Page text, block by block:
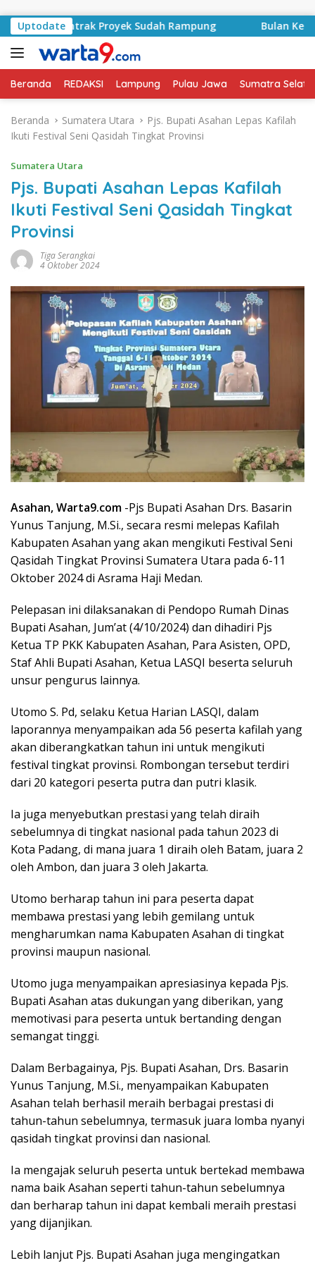
Uptodate
Kontrak Proyek Sudah Rampung Bulan
Beranda REDAKSI Lampung Pulau Jawa Sumatra
Beranda Sumatera Utara
Pjs. Bupati Asahan Lepas Kafilah
Ikuti Festival Seni Qasidah Tingkat Provinsi
Sumatera Utara
Pjs. Bupati Asahan Lepas Kafilah
Ikuti Festival Seni Qasidah Tingkat
Provinsi
Tiga Serangkai
4 Oktober 2024
Asahan, Warta9.com -Pjs Bupati Asahan Drs. Basarin
Yunus Tanjung, M.Si., secara resmi melepas Kafilah
Kabupaten Asahan yang akan mengikuti Festival Seni
Qasidah Tingkat Provinsi Sumatera Utara pada 6-11
Oktober 2024 di Asrama Haji Medan.
Pelepasan ini dilaksanakan di Pendopo Rumah Dinas
Bupati Asahan, Jum’at (4/10/2024) dan dihadiri Pjs
Ketua TP PKK Kabupaten Asahan, Para Asisten, OPD,
Staf Ahli Bupati Asahan, Ketua LASQI beserta seluruh
unsur pengurus lainnya.
Utomo S. Pd, selaku Ketua Harian LASQI, dalam
laporannya menyampaikan ada 56 peserta kafilah yang
akan diberangkatkan tahun ini untuk mengikuti
festival tingkat provinsi. Rombongan tersebut terdiri
dari 20 kategori peserta putra dan putri klasik.
Ia juga menyebutkan prestasi yang telah diraih
sebelumnya di tingkat nasional pada tahun 2023 di
Kota Padang, di mana juara 1 diraih oleh Batam, juara 2
oleh Ambon, dan juara 3 oleh Jakarta.
Utomo berharap tahun ini para peserta dapat
membawa prestasi yang lebih gemilang untuk
mengharumkan nama Kabupaten Asahan di tingkat
provinsi maupun nasional.
Utomo juga menyampaikan apresiasinya kepada Pjs.
Bupati Asahan atas dukungan yang diberikan, yang
memotivasi para peserta untuk bertanding dengan
semangat tinggi.
Dalam Berbagainya, Pjs. Bupati Asahan, Drs. Basarin
Yunus Tanjung, M.Si., menyampaikan Kabupaten
Asahan telah berhasil meraih berbagai prestasi di
tahun-tahun sebelumnya, termasuk juara lomba nyanyi
qasidah tingkat provinsi dan nasional.
Ia mengajak seluruh peserta untuk bertekad membawa
nama baik Asahan seperti tahun-tahun sebelumnya
dan berharap tahun ini dapat kembali meraih prestasi
yang dijanjikan.
Lebih lanjut Pjs. Bupati Asahan juga mengingatkan